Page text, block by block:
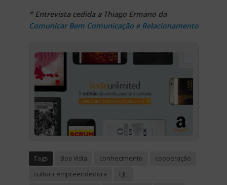
* Entrevista cedida a Thiago Ermano da
Comunicar Bem Comunicação e Relacionamento
Tags Boa Vista conhecimento
cooperação
cultura empreendedora
EJE